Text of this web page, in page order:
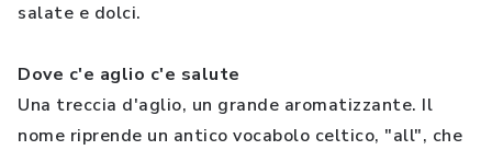
salate e dolci.
Dove c'e aglio c'e salute
Una treccia d'aglio, un grande aromatizzante. Il
nome riprende un antico vocabolo celtico, "all", che